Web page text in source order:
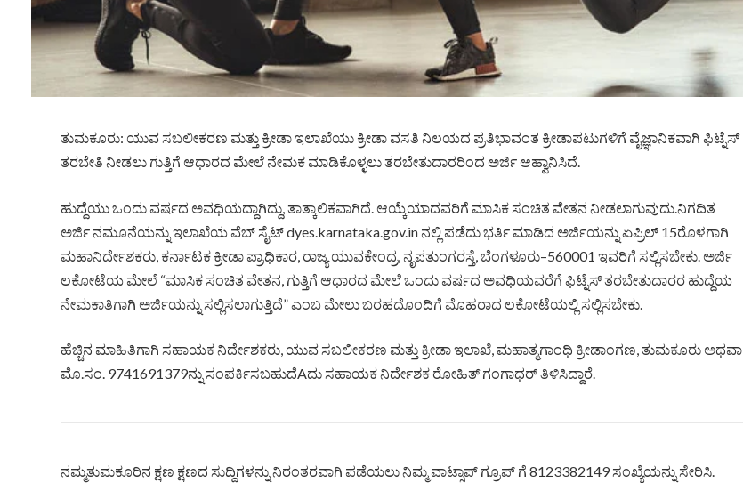
ತುಮಕೂರು: ಯುವ ಸಬಲೀಕರಣ ಮತ್ತು ಕ್ರೀಡಾ ಇಲಾಖೆಯು ಕ್ರೀಡಾ ವಸತಿ ನಿಲಯದ ಪ್ರತಿಭಾವಂತ ಕ್ರೀಡಾಪಟುಗಳಿಗೆ ವೈಜ್ಞಾನಿಕವಾಗಿ ಫಿಟ್ನೆಸ್
ತರಬೇತಿ ನೀಡಲು ಗುತ್ತಿಗೆ ಆಧಾರದ ಮೇಲೆ ನೇಮಕ ಮಾಡಿಕೊಳ್ಳಲು ತರಬೇತುದಾರರಿಂದ ಅರ್ಜಿ ಆಹ್ವಾನಿಸಿದೆ.
ಹುದ್ದೆಯು ಒಂದು ವರ್ಷದ ಅವಧಿಯದ್ದಾಗಿದ್ದು, ತಾತ್ಕಾಲಿಕವಾಗಿದೆ. ಆಯ್ಕೆಯಾದವರಿಗೆ ಮಾಸಿಕ ಸಂಚಿತ ವೇತನ ನೀಡಲಾಗುವುದು.ನಿಗದಿತ
ಅರ್ಜಿ ನಮೂನೆಯನ್ನು ಇಲಾಖೆಯ ವೆಬ್ ಸೈಟ್ dyes.karnataka.gov.in ನಲ್ಲಿ ಪಡೆದು ಭರ್ತಿ ಮಾಡಿದ ಅರ್ಜಿಯನ್ನು ಏಪ್ರಿಲ್ 15ರೊಳಗಾಗಿ
ಮಹಾನಿರ್ದೇಶಕರು, ಕರ್ನಾಟಕ ಕ್ರೀಡಾ ಪ್ರಾಧಿಕಾರ, ರಾಜ್ಯ ಯುವಕೇಂದ್ರ, ನೃಪತುಂಗರಸ್ತೆ, ಬೆಂಗಳೂರು–560001 ಇವರಿಗೆ ಸಲ್ಲಿಸಬೇಕು. ಅರ್ಜಿ
ಲಕೋಟೆಯ ಮೇಲೆ “ಮಾಸಿಕ ಸಂಚಿತ ವೇತನ, ಗುತ್ತಿಗೆ ಆಧಾರದ ಮೇಲೆ ಒಂದು ವರ್ಷದ ಅವಧಿಯವರೆಗೆ ಫಿಟ್ನೆಸ್ ತರಬೇತುದಾರರ ಹುದ್ದೆಯ
ನೇಮಕಾತಿಗಾಗಿ ಅರ್ಜಿಯನ್ನು ಸಲ್ಲಿಸಲಾಗುತ್ತಿದೆ” ಎಂಬ ಮೇಲು ಬರಹದೊಂದಿಗೆ ಮೊಹರಾದ ಲಕೋಟೆಯಲ್ಲಿ ಸಲ್ಲಿಸಬೇಕು.
ಹೆಚ್ಚಿನ ಮಾಹಿತಿಗಾಗಿ ಸಹಾಯಕ ನಿರ್ದೇಶಕರು, ಯುವ ಸಬಲೀಕರಣ ಮತ್ತು ಕ್ರೀಡಾ ಇಲಾಖೆ, ಮಹಾತ್ಮಗಾಂಧಿ ಕ್ರೀಡಾಂಗಣ, ತುಮಕೂರು ಅಥವಾ
ಮೊ.ಸಂ. 9741691379ನ್ನು ಸಂಪರ್ಕಿಸಬಹುದೆAದು ಸಹಾಯಕ ನಿರ್ದೇಶಕ ರೋಹಿತ್ ಗಂಗಾಧರ್ ತಿಳಿಸಿದ್ದಾರೆ.
ನಮ್ಮತುಮಕೂರಿನ ಕ್ಷಣ ಕ್ಷಣದ ಸುದ್ದಿಗಳನ್ನು ನಿರಂತರವಾಗಿ ಪಡೆಯಲು ನಿಮ್ಮ ವಾಟ್ಸಾಪ್ ಗ್ರೂಪ್ ಗೆ 8123382149 ಸಂಖ್ಯೆಯನ್ನು ಸೇರಿಸಿ.